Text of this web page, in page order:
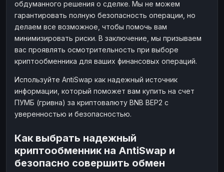
обдуманного решения о сделке. Мы не можем
гарантировать полную безопасность операции, но
делаем все возможное, чтобы помочь вам
минимизировать риски. В заключение, мы призываем
вас проявлять осмотрительность при выборе
криптообменника для ваших финансовых операций.
Используйте AntiSwap как надежный источник
информации, который поможет вам купить на счет
ПУМБ (гривна) за криптовалюту BNB BEP2 с
уверенностью и безопасностью.
Как выбрать надежный
криптообменник на AntiSwap и
безопасно совершить обмен